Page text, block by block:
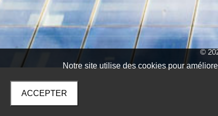
Notre site utilise des cookies pour
ACCEPTER
©